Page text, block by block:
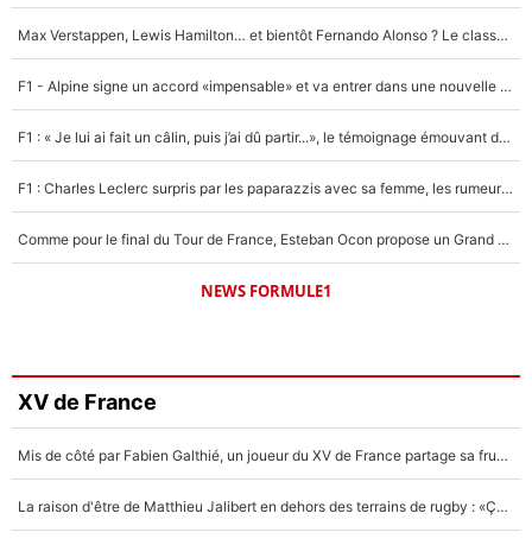
Max Verstappen, Lewis Hamilton… et bientôt Fernando Alonso ? Le classement des pilotes les mieux payés en Formule 1 risque de changer !
F1 - Alpine signe un accord «impensable» et va entrer dans une nouvelle dimension : Grande nouvelle pour Pierre Gasly !
F1 : « Je lui ai fait un câlin, puis j’ai dû partir...», le témoignage émouvant de Max Verstappen sur sa fille
F1 : Charles Leclerc surpris par les paparazzis avec sa femme, les rumeurs étaient vraies !
Comme pour le final du Tour de France, Esteban Ocon propose un Grand Prix de Formule 1 à Paris : «Autour de l’Arc de Triomphe, ce serait génial» !
NEWS FORMULE1
XV de France
Mis de côté par Fabien Galthié, un joueur du XV de France partage sa frustration : «ils ne me l’ont pas dit tout de suite»
La raison d'être de Matthieu Jalibert en dehors des terrains de rugby : «Ça m'atteint autant que si tu touches à un membre de ma famille»